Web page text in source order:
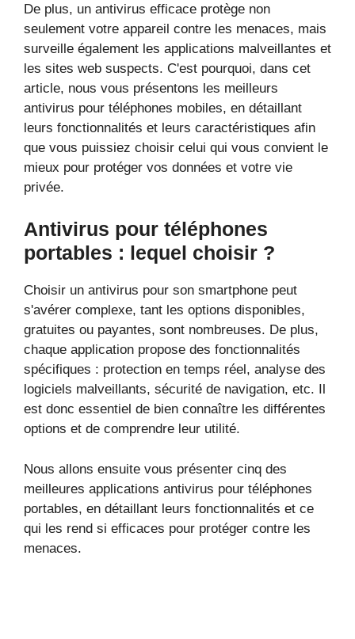
De plus, un antivirus efficace protège non
seulement votre appareil contre les menaces, mais
surveille également les applications malveillantes et
les sites web suspects. C'est pourquoi, dans cet
article, nous vous présentons les meilleurs
antivirus pour téléphones mobiles, en détaillant
leurs fonctionnalités et leurs caractéristiques afin
que vous puissiez choisir celui qui vous convient le
mieux pour protéger vos données et votre vie
privée.
Antivirus pour téléphones
portables : lequel choisir ?
Choisir un antivirus pour son smartphone peut
s'avérer complexe, tant les options disponibles,
gratuites ou payantes, sont nombreuses. De plus,
chaque application propose des fonctionnalités
spécifiques : protection en temps réel, analyse des
logiciels malveillants, sécurité de navigation, etc. Il
est donc essentiel de bien connaître les différentes
options et de comprendre leur utilité.
Nous allons ensuite vous présenter cinq des
meilleures applications antivirus pour téléphones
portables, en détaillant leurs fonctionnalités et ce
qui les rend si efficaces pour protéger contre les
menaces.